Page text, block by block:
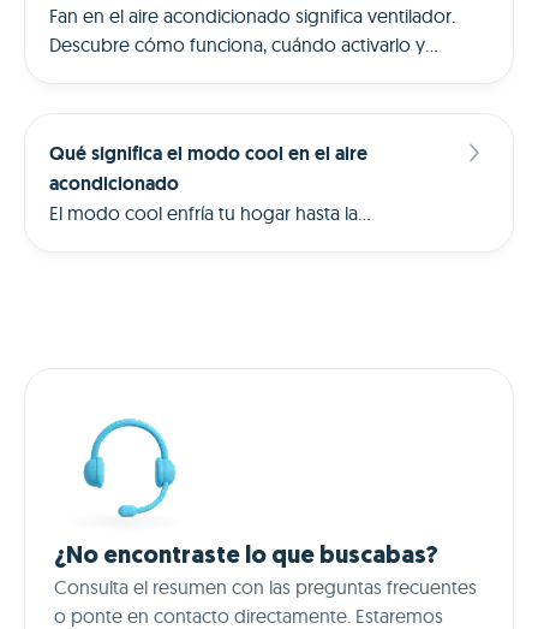
Fan en el aire acondicionado significa ventilador.
Descubre cómo funciona, cuándo activarlo y
Qué significa el modo cool en el aire
acondicionado
El modo cool enfría tu hogar hasta la
¿No encontraste lo que buscabas?
Consulta el resumen con las preguntas frecuentes
o ponte en contacto directamente. Estaremos